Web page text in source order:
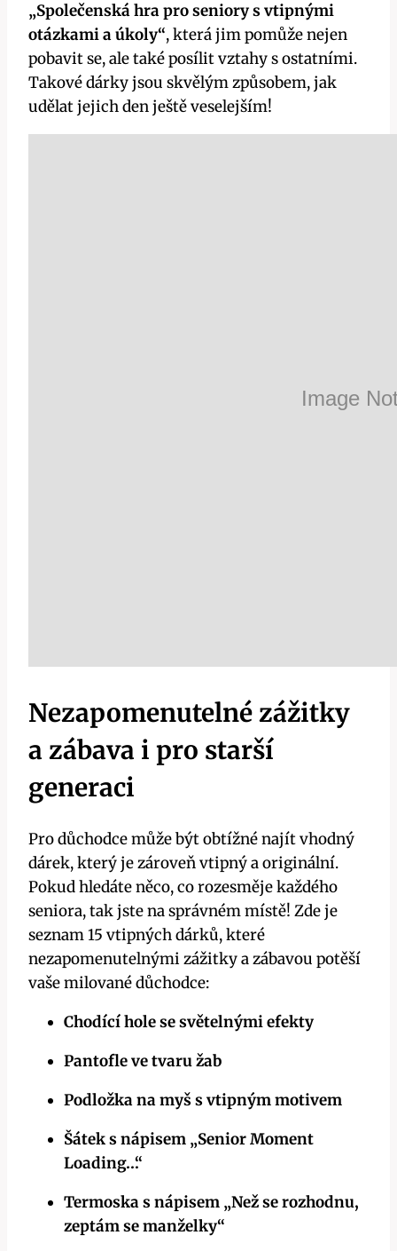
„Společenská hra pro seniory s vtipnými
otázkami a úkoly“, která jim pomůže nejen
pobavit se, ale také posílit vztahy s ostatními.
Takové dárky jsou skvělým způsobem, jak
udělat jejich den ještě veselejším!
Nezapomenutelné zážitky
a zábava i pro starší
generaci
Pro důchodce může být obtížné najít vhodný
dárek, který je zároveň vtipný a originální.
Pokud hledáte něco, co rozesměje každého
seniora, tak jste na správném místě! Zde je
seznam 15 vtipných dárků, které
nezapomenutelnými zážitky a zábavou potěší
vaše milované důchodce:
Chodící hole se světelnými efekty
Pantofle ve tvaru žab
Podložka na myš s vtipným motivem
Šátek s nápisem „Senior Moment
Loading…“
Termoska s nápisem „Než se rozhodnu,
zeptám se manželky“